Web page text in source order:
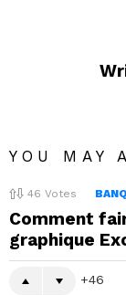
YOU MAY
46 Votes
Comment
graphique
46